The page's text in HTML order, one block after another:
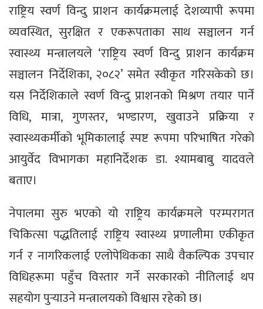
राष्ट्रिय स्वर्ण विन्दु प्राशन कार्यक्रमलाई देशव्यापी रूपमा
व्यवस्थित, सुरक्षित र एकरूपताका साथ सञ्चालन गर्न
स्वास्थ्य मन्त्रालयले ‘राष्ट्रिय स्वर्ण विन्दु प्राशन कार्यक्रम
सञ्चालन निर्देशिका, २०८२’ समेत स्वीकृत गरिसकेको छ।
यस निर्देशिकाले स्वर्ण विन्दु प्राशनको मिश्रण तयार पार्ने
विधि, मात्रा, गुणस्तर, भण्डारण, खुवाउने प्रक्रिया र
स्वास्थ्यकर्मीको भूमिकालाई स्पष्ट रूपमा परिभाषित गरेको
आयुर्वेद विभागका महानिर्देशक डा. श्यामबाबु यादवले
बताए।
नेपालमा सुरु भएको यो राष्ट्रिय कार्यक्रमले परम्परागत
चिकित्सा पद्धतिलाई राष्ट्रिय स्वास्थ्य प्रणालीमा एकीकृत
गर्न र नागरिकलाई एलोपेथिकका साथै वैकल्पिक उपचार
विधिहरूमा पहुँच विस्तार गर्ने सरकारको नीतिलाई थप
सहयोग पुऱ्याउने मन्त्रालयको विश्वास रहेको छ।